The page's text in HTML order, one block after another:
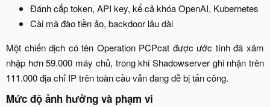
Đánh cắp token, API key, kể cả khóa OpenAI, Kubernetes​
Cài mã đào tiền ảo, backdoor lâu dài​
Một chiến dịch có tên Operation PCPcat được ước tính đã xâm
nhập hơn 59.000 máy chủ, trong khi Shadowserver ghi nhận trên
111.000 địa chỉ IP trên toàn cầu vẫn đang dễ bị tấn công.​
Mức độ ảnh hưởng và phạm vi​